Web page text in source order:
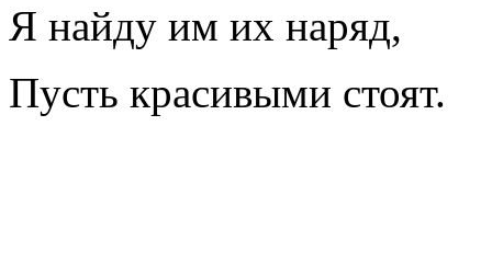
Я найду им их наряд,
Пусть красивыми стоят.